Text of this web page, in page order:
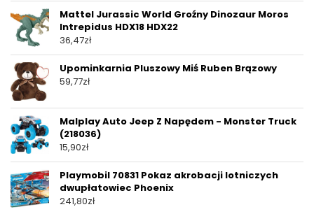
Mattel Jurassic World Groźny Dinozaur Moros
Intrepidus HDX18 HDX22
36,47zł
Upominkarnia Pluszowy Miś Ruben Brązowy
59,77zł
Malplay Auto Jeep Z Napędem - Monster Truck
(218036)
15,90zł
Playmobil 70831 Pokaz akrobacji lotniczych
dwupłatowiec Phoenix
241,80zł